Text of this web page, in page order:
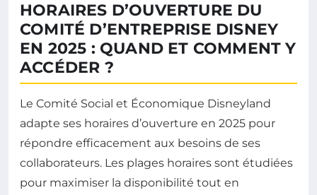
HORAIRES D’OUVERTURE DU
COMITÉ D’ENTREPRISE DISNEY
EN 2025 : QUAND ET COMMENT Y
ACCÉDER ?
Le Comité Social et Économique Disneyland
adapte ses horaires d’ouverture en 2025 pour
répondre efficacement aux besoins de ses
collaborateurs. Les plages horaires sont étudiées
pour maximiser la disponibilité tout en